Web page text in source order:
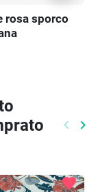
rosa sporco
keyboard_arrow_left keyboard_arrow_right
favorite